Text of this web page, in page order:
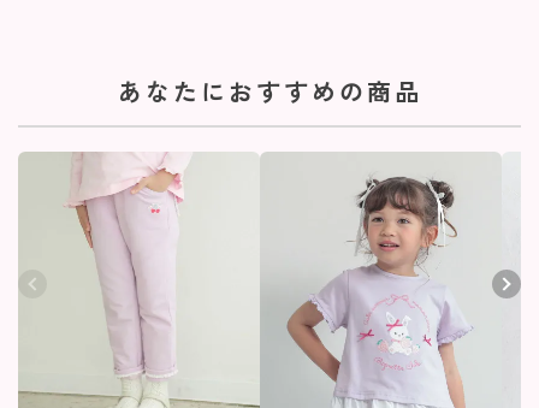
あなたにおすすめの商品